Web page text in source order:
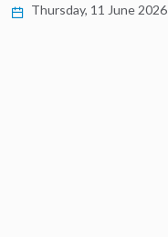
Thursday, 11 June 2026